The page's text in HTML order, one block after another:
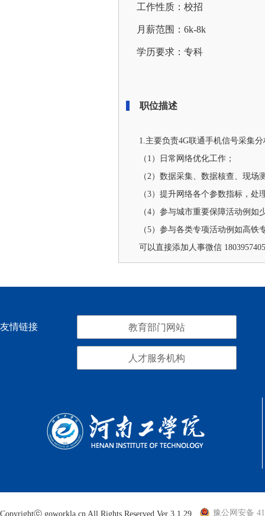
工作性质：校招
月薪范围：6k-8k
学历要求：专科
职位描述
1.主要负责4G联通手机信号采集
（1）日常网络优化工作；
（2）数据采集、数据核查、现
（3）提升网络各个参数指标，处
（4）参与城市重要保障活动例
（5）参与各类专项活动例如高铁
可以直接添加人事微信
友情链接 教育部门网站
人才服务机构
Copyrightⓒ goworkla.cn All Rights Reserved Ver 3.1.29 豫公网安备